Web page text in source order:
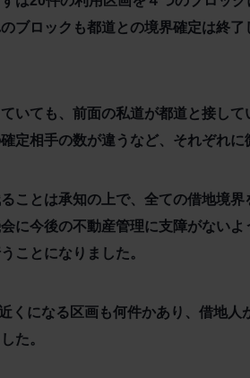
ブロックも都道との境界確定は終
いても、前面の私道が都道と接し
定相手の数が違うなど、それぞれに
ことは承知の上で、全ての借地境
に今後の不動産管理に支障がない
ことになりました。
くになる区画も何件かあり、借地
た。